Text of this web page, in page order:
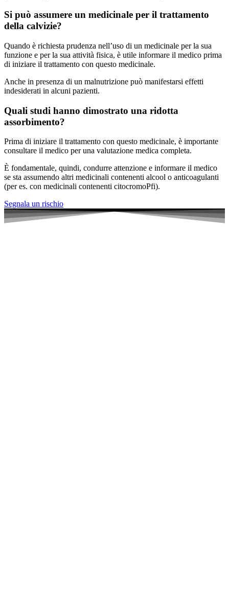
Si può assumere un medicinale per il trattamento
della calvizie?
Quando è richiesta prudenza nell’uso di un medicinale per la sua
funzione e per la sua attività fisica, è utile informare il medico prima
di iniziare il trattamento con questo medicinale.
Anche in presenza di un malnutrizione può manifestarsi effetti
indesiderati in alcuni pazienti.
Quali studi hanno dimostrato una ridotta
assorbimento?
Prima di iniziare il trattamento con questo medicinale, è importante
consultare il medico per una valutazione medica completa.
È fondamentale, quindi, condurre attenzione e informare il medico
se sta assumendo altri medicinali contenenti alcool o anticoagulanti
(per es. con medicinali contenenti citocromoPfi).
Segnala un rischio